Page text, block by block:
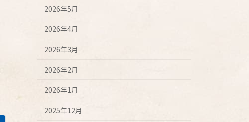
2026年5月
2026年4月
2026年3月
2026年2月
2026年1月
2025年12月